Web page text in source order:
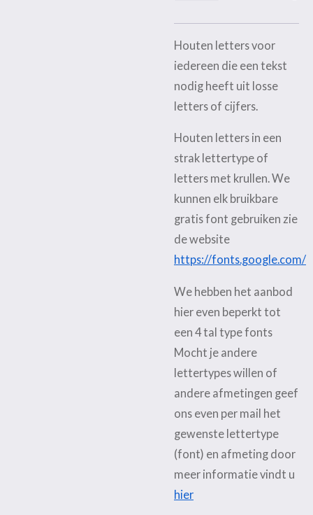
Houten letters voor
iedereen die een tekst
nodig heeft uit losse
letters of cijfers.
Houten letters in een
strak lettertype of
letters met krullen. We
kunnen elk bruikbare
gratis font gebruiken zie
de website
https://fonts.google.com/
We hebben het aanbod
hier even beperkt tot
een 4 tal type fonts
Mocht je andere
lettertypes willen of
andere afmetingen geef
ons even per mail het
gewenste lettertype
(font) en afmeting door
meer informatie vindt u
hier